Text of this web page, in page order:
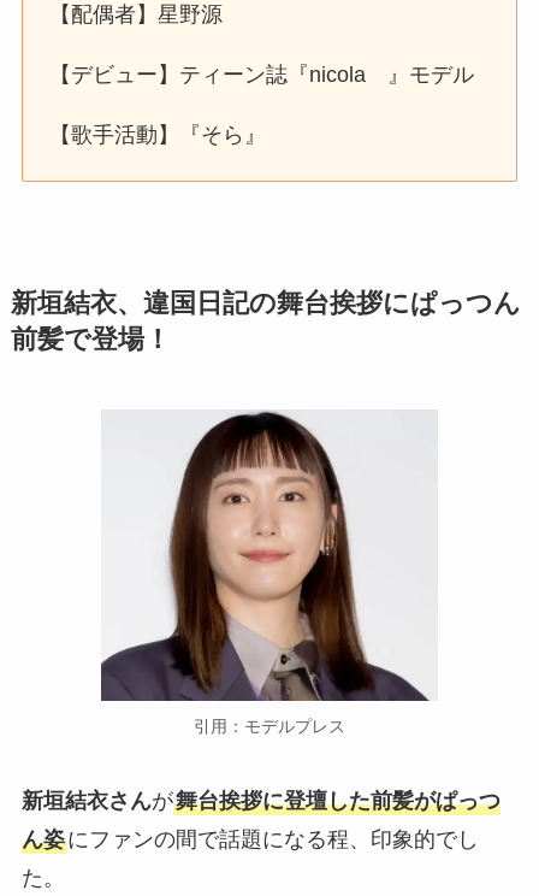
【配偶者】星野源
【デビュー】ティーン誌『nicola 』モデル
【歌手活動】『そら』
新垣結衣、違国日記の舞台挨拶にぱっつん
前髪で登場！
引用：モデルプレス
新垣結衣さんが舞台挨拶に登壇した前髪がぱっつ
ん姿にファンの間で話題になる程、印象的でし
た。